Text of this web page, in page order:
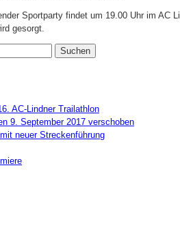
Sportparty findet um 19.00 Uhr im
gesorgt.
AC-Lindner Trailathlon
9. September 2017 verschoben
neuer Streckenführung